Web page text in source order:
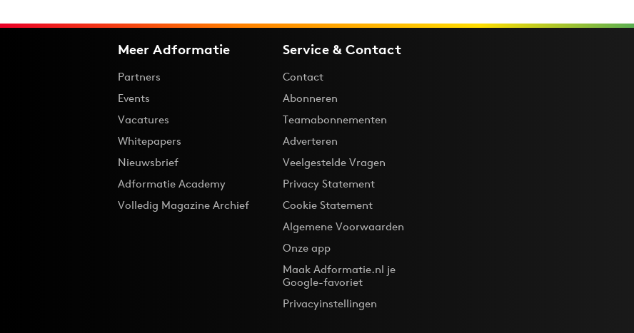
Meer Adformatie
Partners
Events
Vacatures
Whitepapers
Nieuwsbrief
Adformatie Academy
Volledig Magazine Archief
Service & Contact
Contact
Abonneren
Teamabonnementen
Adverteren
Veelgestelde Vragen
Privacy Statement
Cookie Statement
Algemene Voorwaarden
Onze app
Maak Adformatie.nl je
Google-favoriet
Privacyinstellingen